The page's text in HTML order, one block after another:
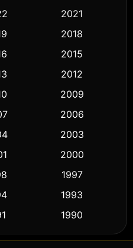
(50)
(451)
(530)
(10)
2021
2018
2015
2012
2009
2006
2003
2000
1997
1993
1990
1986